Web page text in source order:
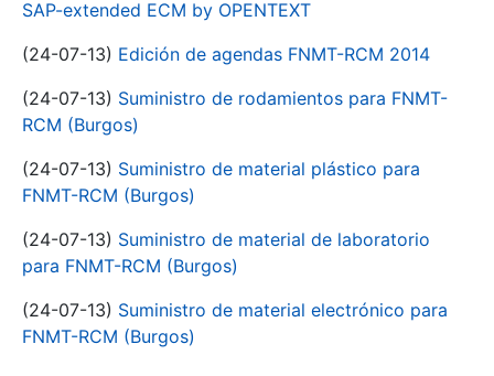
SAP-extended ECM by OPENTEXT
(24-07-13) Edición de agendas FNMT-RCM 2014
(24-07-13) Suministro de rodamientos para FNMT-
RCM (Burgos)
(24-07-13) Suministro de material plástico para
FNMT-RCM (Burgos)
(24-07-13) Suministro de material de laboratorio
para FNMT-RCM (Burgos)
(24-07-13) Suministro de material electrónico para
FNMT-RCM (Burgos)